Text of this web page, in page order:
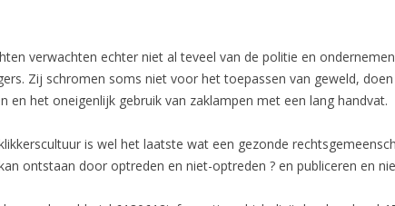
verwachten echter niet al teveel van de politie en
Zij schromen soms niet voor het toepassen van geweld,
en het oneigenlijk gebruik van zaklampen met een lang handvat.
is wel het laatste wat een gezonde
ontstaan door optreden en niet-optreden ? en publiceren en